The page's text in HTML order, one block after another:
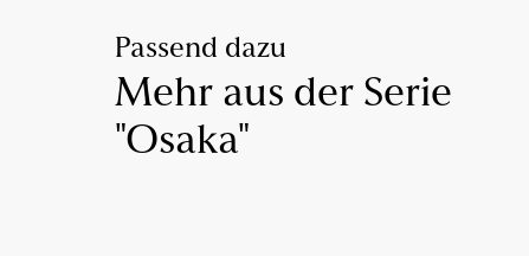
Passend dazu
Mehr aus der Serie
"Osaka"